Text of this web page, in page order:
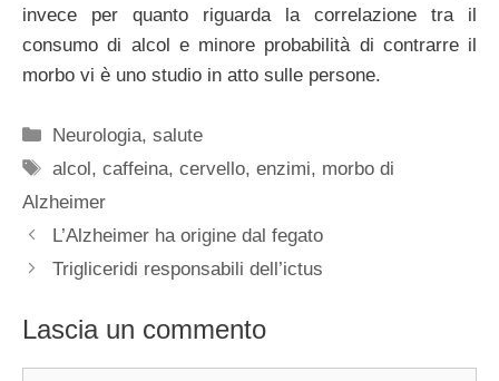
invece per quanto riguarda la correlazione tra il
consumo di alcol e minore probabilità di contrarre il
morbo vi è uno studio in atto sulle persone.
Categorie
Neurologia,salute
Tag
alcol,caffeina,cervello,enzimi, morbo di
Alzheimer
L’Alzheimer ha origine dal fegato
Trigliceridi responsabili dell’ictus
Lascia un commento